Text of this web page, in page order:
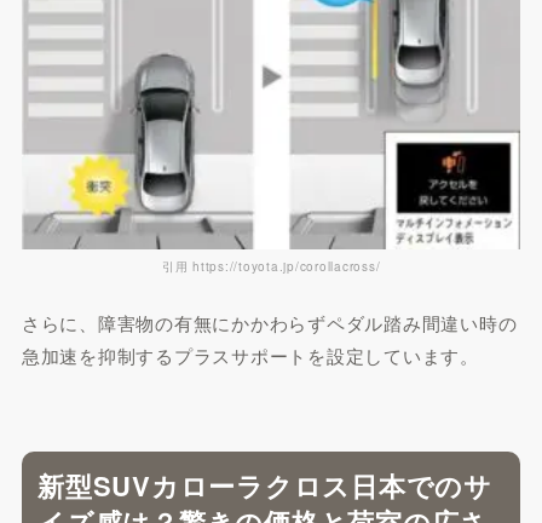
引用 https://toyota.jp/corollacross/
さらに、障害物の有無にかかわらずペダル踏み間違い時の
急加速を抑制するプラスサポートを設定しています。
新型SUVカローラクロス日本でのサ